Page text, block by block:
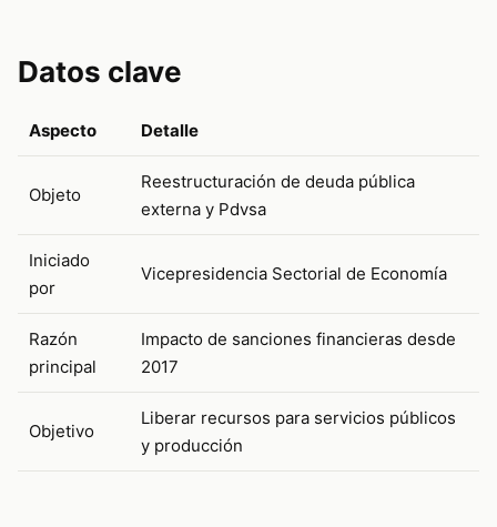
Datos clave
Aspecto Detalle
Objeto
Reestructuración de deuda pública
externa y Pdvsa
Iniciado
por
Vicepresidencia Sectorial de Economía
Razón
principal
Impacto de sanciones financieras desde
2017
Objetivo
Liberar recursos para servicios públicos
y producción